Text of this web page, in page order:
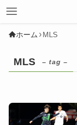
ホーム MLS
MLS – tag –